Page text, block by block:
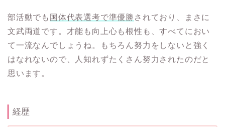
部活動でも 国体代表選考で準優勝 されており、まさに
文武両道です。才能も向上心も根性も、すべてにおい
て一流なんでしょうね。もちろん努力をしないと強く
はなれないので、人知れずたくさん努力されたのだと
思います。
経歴